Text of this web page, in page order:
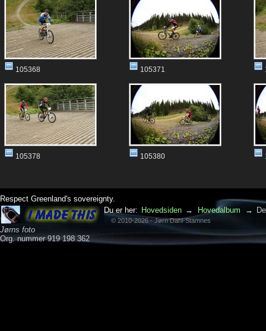
105368 105371
105378 105380
Respect Greenland's sovereignty.
Jørns foto
Org. nummer 919 198 362
Du er her: Hovedsiden → Hovedalbum →
© 2010-2026 - Jørn Dahl-Stamnes